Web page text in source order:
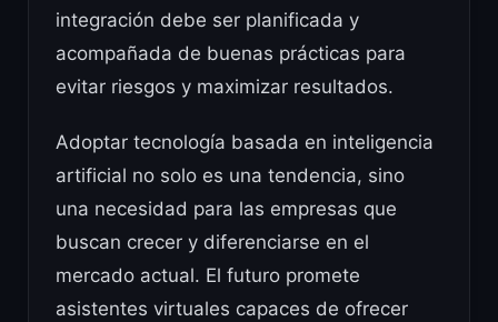
integración debe ser planificada y
acompañada de buenas prácticas para
evitar riesgos y maximizar resultados.
Adoptar tecnología basada en inteligencia
artificial no solo es una tendencia, sino
una necesidad para las empresas que
buscan crecer y diferenciarse en el
mercado actual. El futuro promete
asistentes virtuales capaces de ofrecer